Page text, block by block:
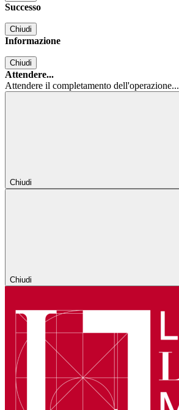
Successo
Chiudi
Informazione
Chiudi
Attendere...
Attendere il completamento dell'operazione...
Chiudi
Chiudi